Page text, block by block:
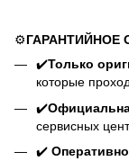
⚙️ГАРАНТИЙНОЕ
✔️Только
которые
✔️
сервисных
✔️